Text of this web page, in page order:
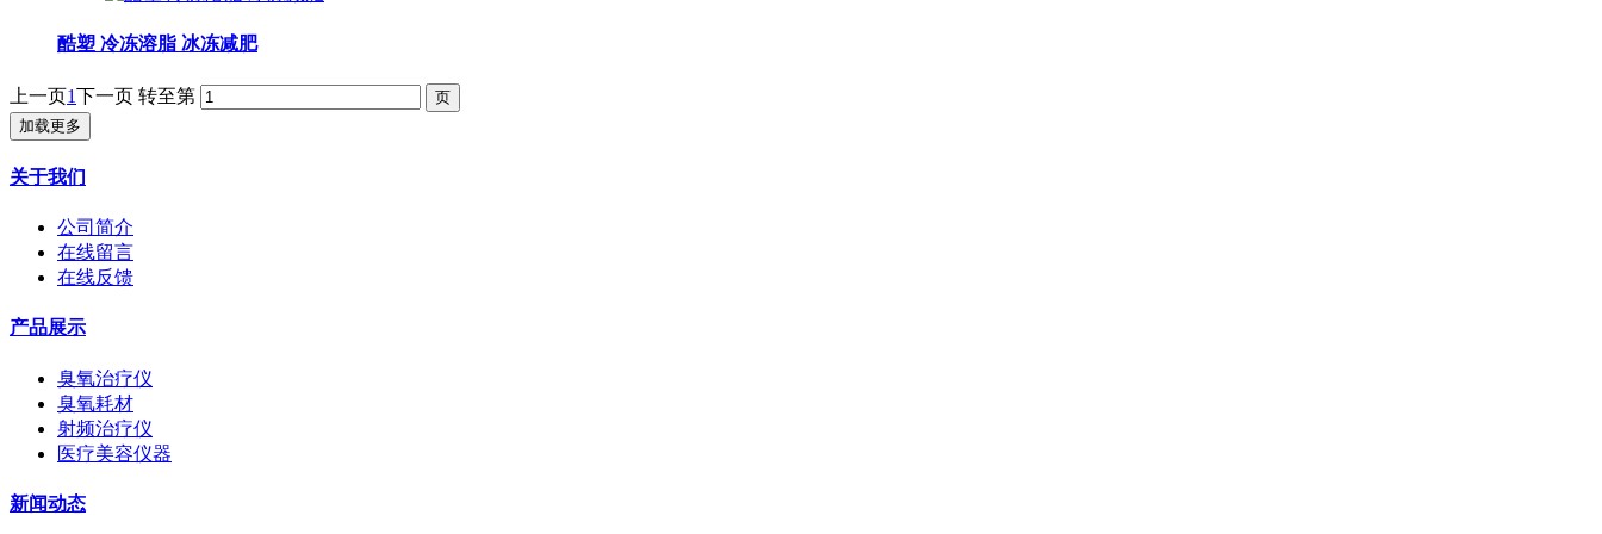
酷塑 冷冻溶脂 冰冻减肥
上一页1下一页 转至第
加载更多
关于我们
公司简介
在线留言
在线反馈
产品展示
臭氧治疗仪
臭氧耗材
射频治疗仪
医疗美容仪器
新闻动态